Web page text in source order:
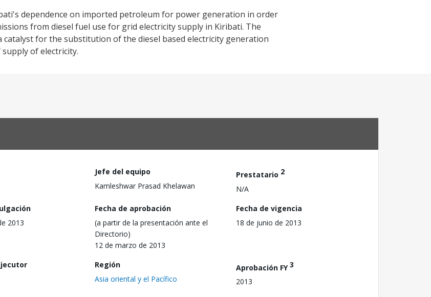
dependence on imported petroleum for power generation in order
from diesel fuel use for grid electricity supply in Kiribati. The
catalyst for the substitution of the diesel based electricity generation
of electricity.
Jefe del equipo
Kamleshwar Prasad Khelawan
Prestatario 2
N/A
2013
Fecha de aprobación
(a partir de la presentación ante el
Directorio)
12 de marzo de 2013
Fecha de vigencia
18 de junio de 2013
Región
Asia oriental y el Pacífico
Aprobación FY3
2013